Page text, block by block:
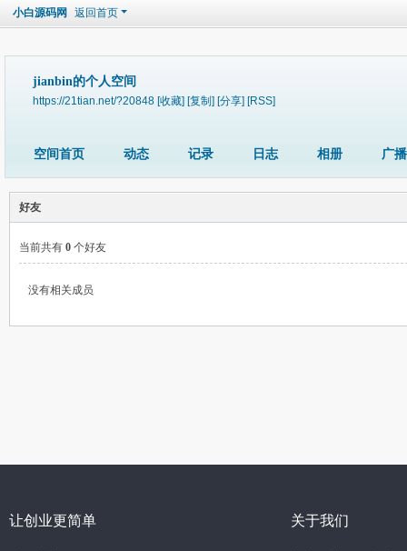
小白源码网 返回首页
jianbin的个人空间
https://21tian.net/?20848 [收藏] [复制] [分享] [RSS]
空间首页 动态 记录 日志 相册 广播
好友
当前共有 0 个好友
没有相关成员
让创业更简单 关于我们